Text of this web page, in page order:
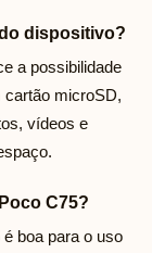
dispositivo?
a possibilidade
cartão microSD,
vídeos e
C75?
é boa para o uso